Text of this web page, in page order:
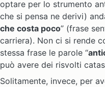
optare per lo strumento
che si pensa ne derivi)
che costa poco” (frase
carriera). Non ci si rende
stessa frase le parole “
può avere dei risvolti
Solitamente, invece, per